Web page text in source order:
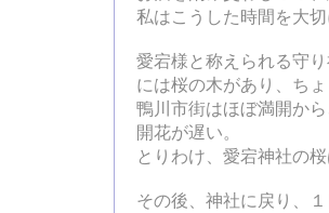
私はこうした時間を大
愛宕様と称えられる守
には桜の木があり、ち
鴨川市街はほぼ満開か
開花が遅い。
とりわけ、愛宕神社の桜
その後、神社に戻り、１